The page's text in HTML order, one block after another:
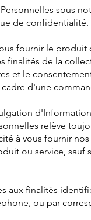
sous
de confidentialité.
fournir le produit
finalités de la
et le
d'une
relève
à vous fournir
ou service, sauf
aux finalités
ou par